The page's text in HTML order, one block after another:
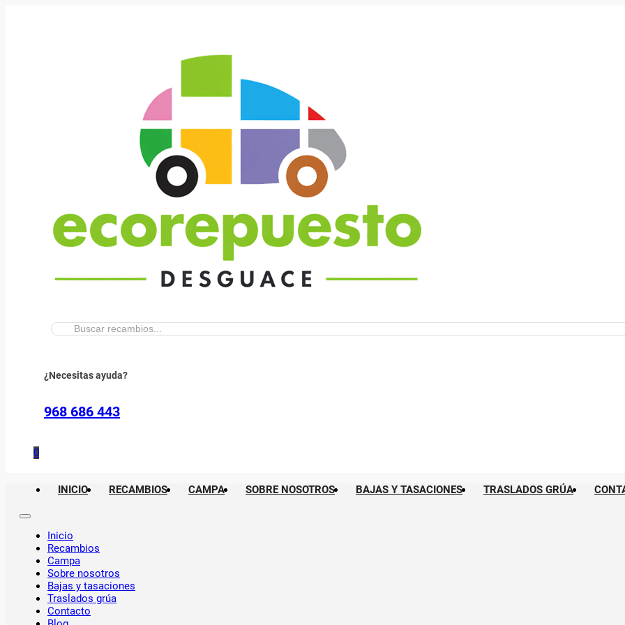
Buscar:
¿Necesitas ayuda?
968 686 443
0
INICIO RECAMBIOS CAMPA SOBRE NOSOTROS BAJAS Y TASACIONES TRASLADOS GRÚA
Inicio
Recambios
Campa
Sobre nosotros
Bajas y tasaciones
Traslados grúa
Contacto